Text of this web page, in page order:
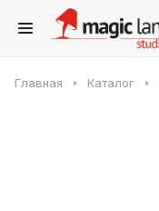
Главная Каталог